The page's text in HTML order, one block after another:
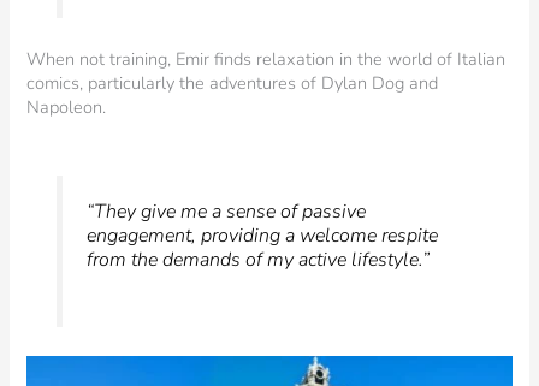
When not training, Emir finds relaxation in the world of Italian
comics, particularly the adventures of Dylan Dog and
Napoleon.
“They give me a sense of passive
engagement, providing a welcome respite
from the demands of my active lifestyle.”